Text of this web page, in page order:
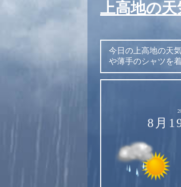
上高地の天
今日の上高地の天
や薄手のシャツを
8月